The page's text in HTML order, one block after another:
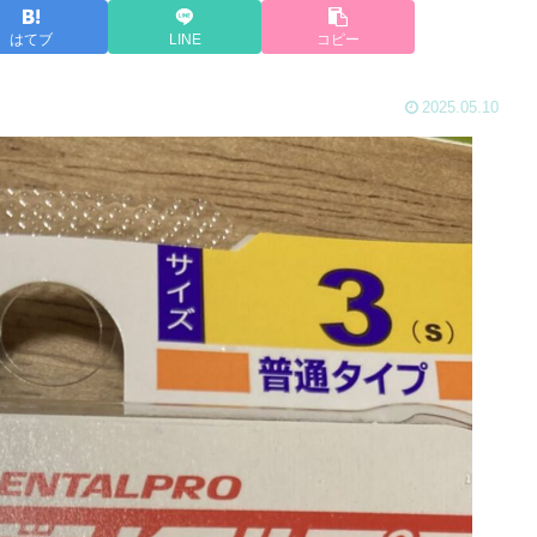
はてブ LINE コピー
2025.05.10